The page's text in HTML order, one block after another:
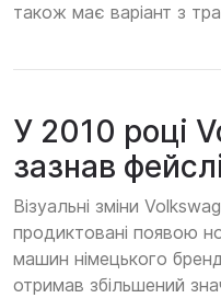
також має варіант з
У 2010 році
зазнав
Візуальні зміни
продиктовані появою
машин німецького
отримав збільшений